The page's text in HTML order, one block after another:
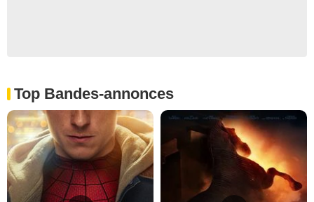
Top Bandes-annonces